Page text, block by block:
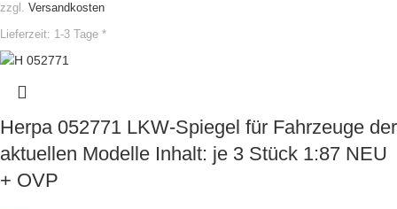
zzgl. Versandkosten
Lieferzeit: 1-3 Tage *
Herpa 052771 LKW-Spiegel für Fahrzeuge der
aktuellen Modelle Inhalt: je 3 Stück 1:87 NEU
+ OVP